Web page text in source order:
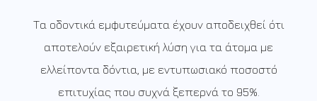
Τα οδοντικά εμφυτεύματα έχουν αποδειχθεί ότι
αποτελούν εξαιρετική λύση για τα άτομα με
ελλείποντα δόντια, με εντυπωσιακό ποσοστό
επιτυχίας που συχνά ξεπερνά το 95%.